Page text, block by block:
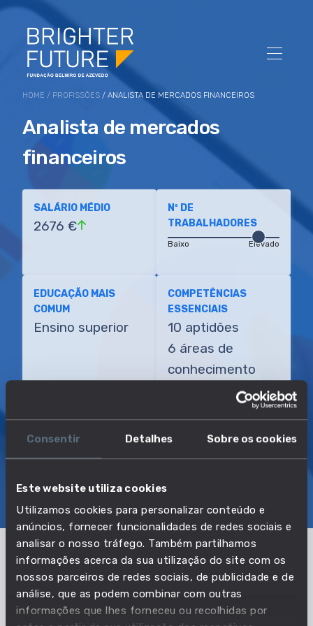
Consentir Detalhes Sobre os cookies
Este website utiliza cookies
Utilizamos cookies para personalizar conteúdo e
anúncios, fornecer funcionalidades de redes sociais e
analisar o nosso tráfego. Também partilhamos
informações acerca da sua utilização do site com os
nossos parceiros de redes sociais, de publicidade e de
análise, que as podem combinar com outras
informações que lhes forneceu ou recolhidas por
HOME / PROFISSÕES / ANALISTA DE MERCADOS FINANCEIROS
Analista de mercados
financeiros
SALÁRIO MÉDIO
2676 €
Nº DE
TRABALHADORES
Baixo Elevado
EDUCAÇÃO MAIS
COMUM
Ensino superior
COMPETÊNCIAS
ESSENCIAIS
10 aptidões
6 áreas de
conhecimento
SOBREEMPREGO E SALÁRIO
EDUCAÇÃO E COMPETÊNCIASTRANSIÇÕES
O que precisas para exercer esta
profissão?